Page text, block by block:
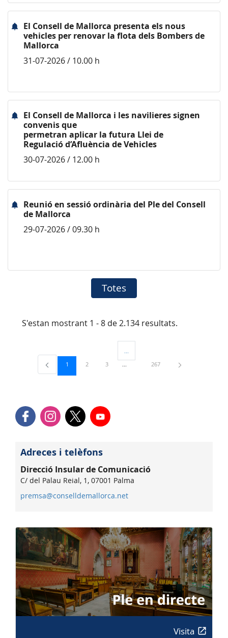
El Consell de Mallorca presenta els nous
vehicles per renovar la flota dels Bombers de
Mallorca
31-07-2026 / 10.00 h
El Consell de Mallorca i les navilieres signen
convenis que
permetran aplicar la futura Llei de
Regulació d’Afluència de Vehicles
30-07-2026 / 12.00 h
Reunió en sessió ordinària del Ple del Consell
de Mallorca
29-07-2026 / 09.30 h
Totes
S'estan mostrant 1 - 8 de 2.134 resultats.
Pàgina
1 Pàgina
2 Pàgina
3
Pàgines intermèdies Utilitzeu TAB per
Pàgina
267
Adreces i telèfons
Direcció Insular de Comunicació
C/ del Palau Reial, 1, 07001 Palma
premsa@conselldemallorca.net
Visita